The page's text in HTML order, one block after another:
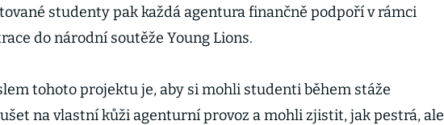
studenty pak každá agentura finančně podpoří v rámci
do národní soutěže Young Lions.
tohoto projektu je, aby si mohli studenti během stáže
na vlastní kůži agenturní provoz a mohli zjistit, jak pestrá, ale